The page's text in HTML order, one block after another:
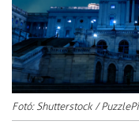
Fotó: Shutterstock /